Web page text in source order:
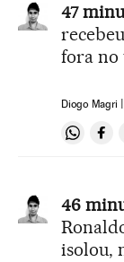
47
fora no
Diogo Magri
46
isolou,